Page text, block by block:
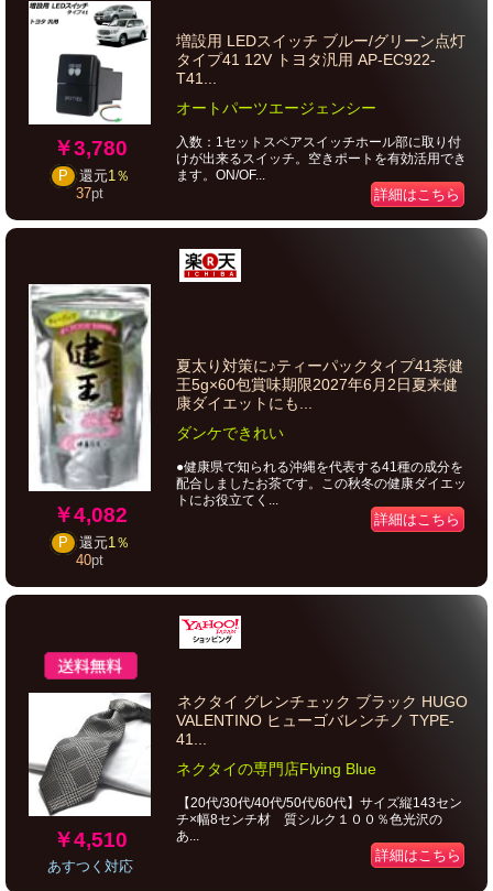
￥3,780
P 還元1％
37pt
増設用 LEDスイッチ ブルー/グリーン点灯
タイプ41 12V トヨタ汎用 AP-EC922-
T41...
オートパーツエージェンシー
入数：1セットスペアスイッチホール部に取り付
けが出来るスイッチ。空きポートを有効活用でき
ます。ON/OF...
詳細はこちら
￥4,082
P 還元1％
40pt
夏太り対策に♪ティーパックタイプ41茶健
王5g×60包賞味期限2027年6月2日夏来健
康ダイエットにも...
ダンケできれい
●健康県で知られる沖縄を代表する41種の成分を
配合しましたお茶です。この秋冬の健康ダイエッ
トにお役立てく...
詳細はこちら
￥4,510
あすつく対応
ネクタイ グレンチェック ブラック HUGO
VALENTINO ヒューゴバレンチノ TYPE-
41...
ネクタイの専門店Flying Blue
【20代/30代/40代/50代/60代】サイズ縦143セン
チ×幅8センチ材 質シルク１００％色光沢の
あ...
詳細はこちら